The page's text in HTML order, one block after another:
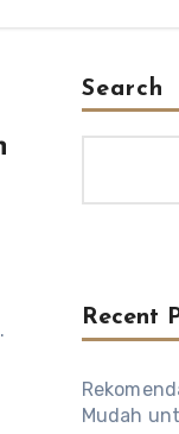
Search
Recent
Mudah